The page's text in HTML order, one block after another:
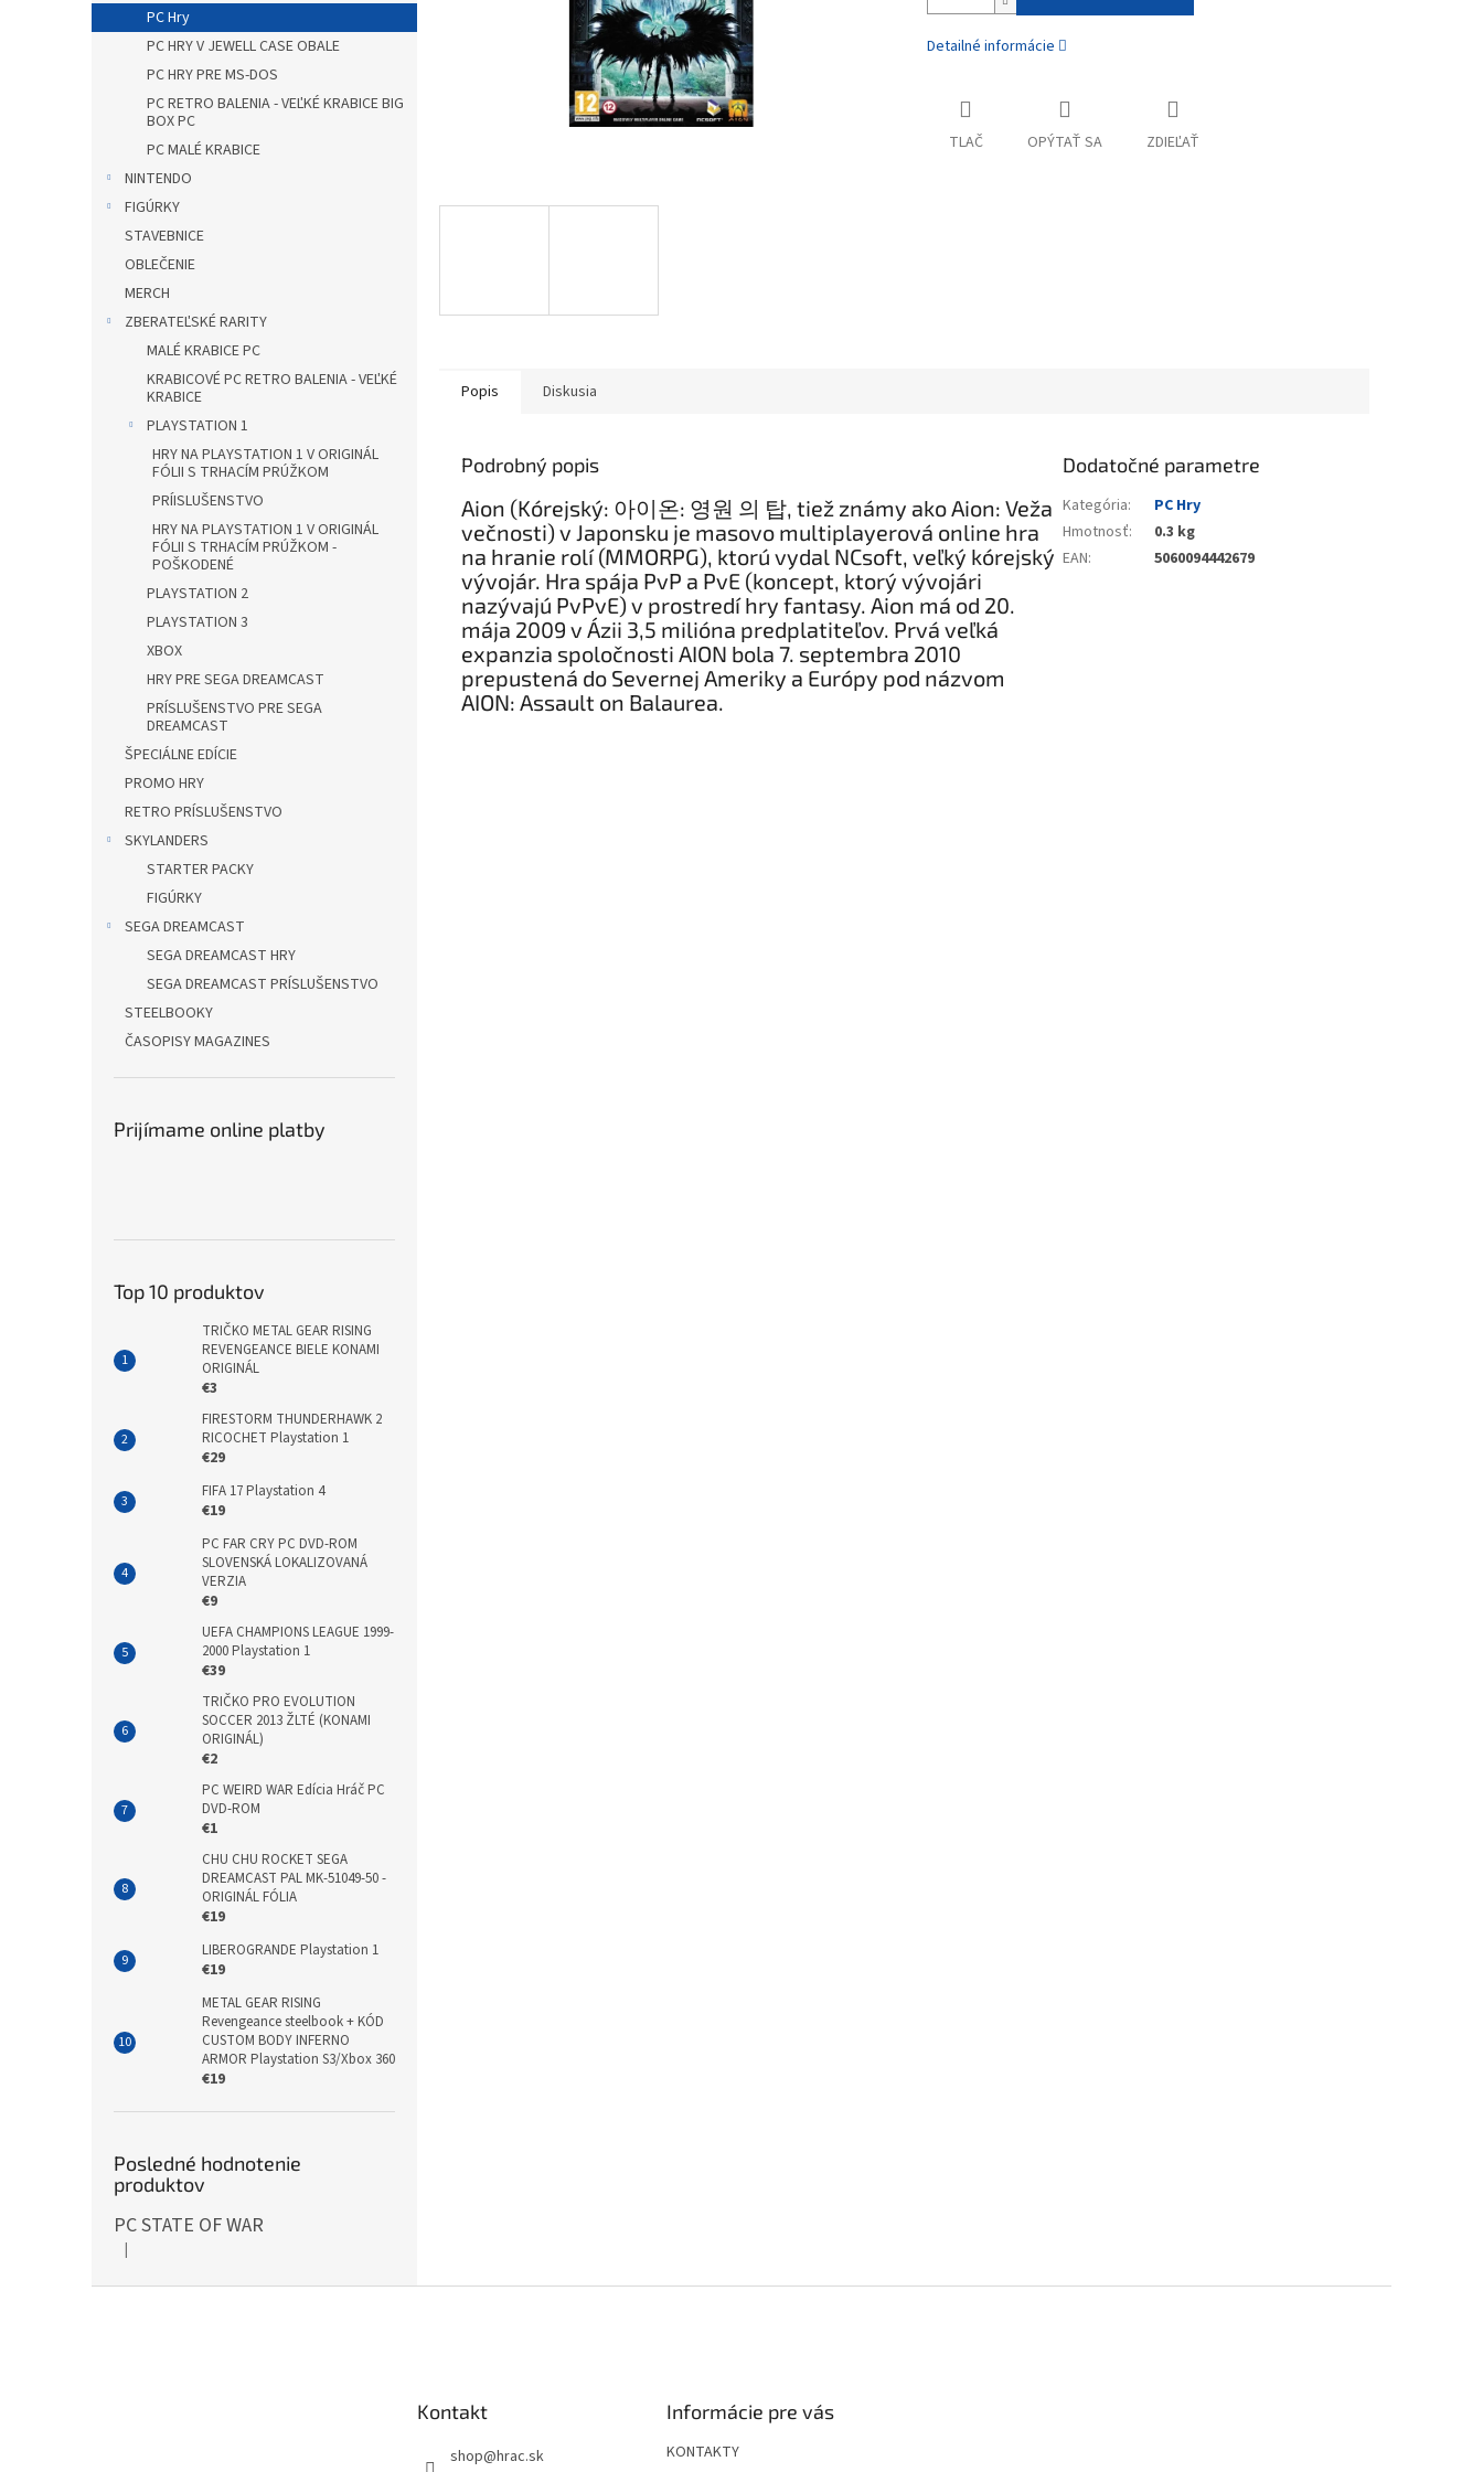
PC Hry
PC HRY V JEWELL CASE OBALE
PC HRY PRE MS-DOS
PC RETRO BALENIA - VEĽKÉ KRABICE BIG
BOX PC
PC MALÉ KRABICE
NINTENDO
FIGÚRKY
STAVEBNICE
OBLEČENIE
MERCH
ZBERATEĽSKÉ RARITY
MALÉ KRABICE PC
KRABICOVÉ PC RETRO BALENIA - VEĽKÉ
KRABICE
PLAYSTATION 1
HRY NA PLAYSTATION 1 V ORIGINÁL
FÓLII S TRHACÍM PRÚŽKOM
PRÍISLUŠENSTVO
HRY NA PLAYSTATION 1 V ORIGINÁL
FÓLII S TRHACÍM PRÚŽKOM -
POŠKODENÉ
PLAYSTATION 2
PLAYSTATION 3
XBOX
HRY PRE SEGA DREAMCAST
PRÍSLUŠENSTVO PRE SEGA
DREAMCAST
ŠPECIÁLNE EDÍCIE
PROMO HRY
RETRO PRÍSLUŠENSTVO
SKYLANDERS
STARTER PACKY
FIGÚRKY
SEGA DREAMCAST
SEGA DREAMCAST HRY
SEGA DREAMCAST PRÍSLUŠENSTVO
STEELBOOKY
ČASOPISY MAGAZINES
Prijímame online platby
Top 10 produktov
TRIČKO METAL GEAR RISING
REVENGEANCE BIELE KONAMI
ORIGINÁL
€3
FIRESTORM THUNDERHAWK 2
RICOCHET Playstation 1
€29
FIFA 17 Playstation 4
€19
PC FAR CRY PC DVD-ROM
SLOVENSKÁ LOKALIZOVANÁ
VERZIA
€9
UEFA CHAMPIONS LEAGUE 1999-
2000 Playstation 1
€39
TRIČKO PRO EVOLUTION
SOCCER 2013 ŽLTÉ (KONAMI
ORIGINÁL)
€2
PC WEIRD WAR Edícia Hráč PC
DVD-ROM
€1
CHU CHU ROCKET SEGA
DREAMCAST PAL MK-51049-50 -
ORIGINÁL FÓLIA
€19
LIBEROGRANDE Playstation 1
€19
METAL GEAR RISING
Revengeance steelbook + KÓD
CUSTOM BODY INFERNO
ARMOR Playstation S3/Xbox 360
€19
Posledné hodnotenie
produktov
PC STATE OF WAR
Hodnotenie produktu je 5 z 5 hviezdičiek.
|
Detailné informácie
TLAČ OPÝTAŤ SA ZDIEĽAŤ
Popis Diskusia
Podrobný popis
Aion (Kórejský: 아이온: 영원 의 탑, tiež známy ako Aion: Veža
večnosti) v Japonsku je masovo multiplayerová online hra
na hranie rolí (MMORPG), ktorú vydal NCsoft, veľký kórejský
vývojár. Hra spája PvP a PvE (koncept, ktorý vývojári
nazývajú PvPvE) v prostredí hry fantasy. Aion má od 20.
mája 2009 v Ázii 3,5 milióna predplatiteľov. Prvá veľká
expanzia spoločnosti AION bola 7. septembra 2010
prepustená do Severnej Ameriky a Európy pod názvom
AION: Assault on Balaurea.
Dodatočné parametre
Kategória:
PC Hry
Hmotnosť:
0.3 kg
EAN: 5060094442679
Kontakt
shop@hrac.sk
Informácie pre vás
KONTAKTY